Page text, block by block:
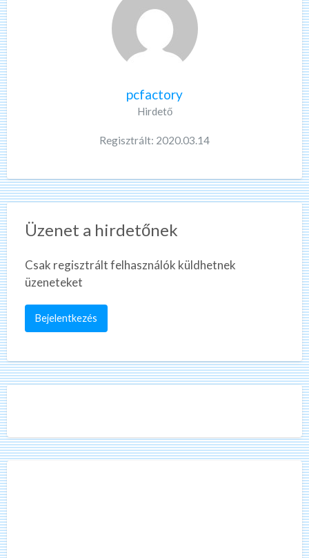
pcfactory
Hirdető
Regisztrált: 2020.03.14
Üzenet a hirdetőnek
Csak regisztrált felhasználók küldhetnek
üzeneteket
Bejelentkezés